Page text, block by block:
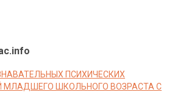
ПСИХИЧЕСКИХ
МЛАДШЕГО ШКОЛЬНОГО ВОЗРАСТА С